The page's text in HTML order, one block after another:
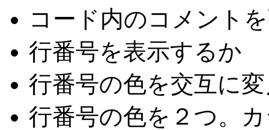
コード内のコメント
行番号を表示するか
行番号の色を交互に
行番号の色を２つ。